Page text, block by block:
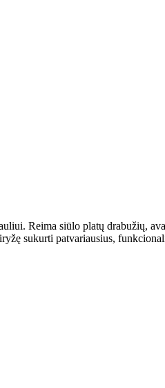
Reima siūlo platų drabužių,
sukurti patvariausius,